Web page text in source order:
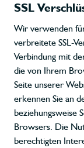
SSL
Wir verwenden
verbreitete SSL-
Verbindung mit
die von Ihrem
Seite unserer
erkennen Sie an
beziehungsweise
Browsers. Die
berechtigten